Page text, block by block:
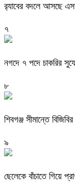
র‍্যাবের বদলে আসছে
৭
নগদে ৭ পদে চাকরির
৮
শিবগঞ্জ সীমান্তে
৯
ছেলেকে বাঁচাতে গিয়ে